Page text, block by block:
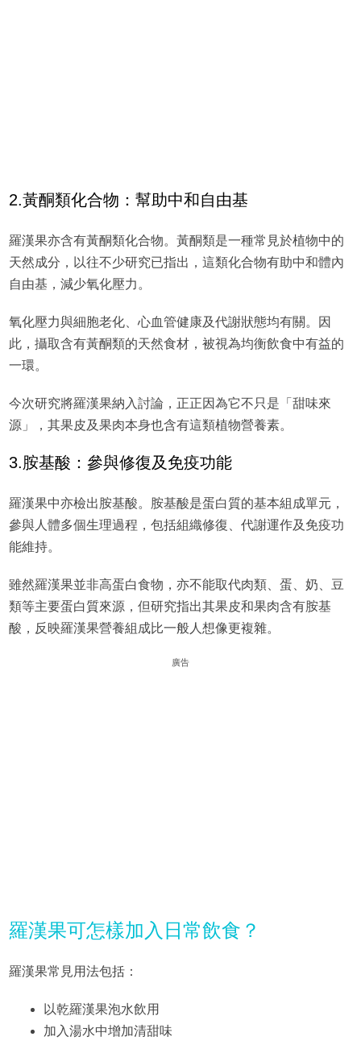
2.黃酮類化合物：幫助中和自由基
羅漢果亦含有黃酮類化合物。黃酮類是一種常見於植物中的
天然成分，以往不少研究已指出，這類化合物有助中和體內
自由基，減少氧化壓力。
氧化壓力與細胞老化、心血管健康及代謝狀態均有關。因
此，攝取含有黃酮類的天然食材，被視為均衡飲食中有益的
一環。
今次研究將羅漢果納入討論，正正因為它不只是「甜味來
源」，其果皮及果肉本身也含有這類植物營養素。
3.胺基酸：參與修復及免疫功能
羅漢果中亦檢出胺基酸。胺基酸是蛋白質的基本組成單元，
參與人體多個生理過程，包括組織修復、代謝運作及免疫功
能維持。
雖然羅漢果並非高蛋白食物，亦不能取代肉類、蛋、奶、豆
類等主要蛋白質來源，但研究指出其果皮和果肉含有胺基
酸，反映羅漢果營養組成比一般人想像更複雜。
廣告
羅漢果可怎樣加入日常飲食？
羅漢果常見用法包括：
以乾羅漢果泡水飲用
加入湯水中增加清甜味